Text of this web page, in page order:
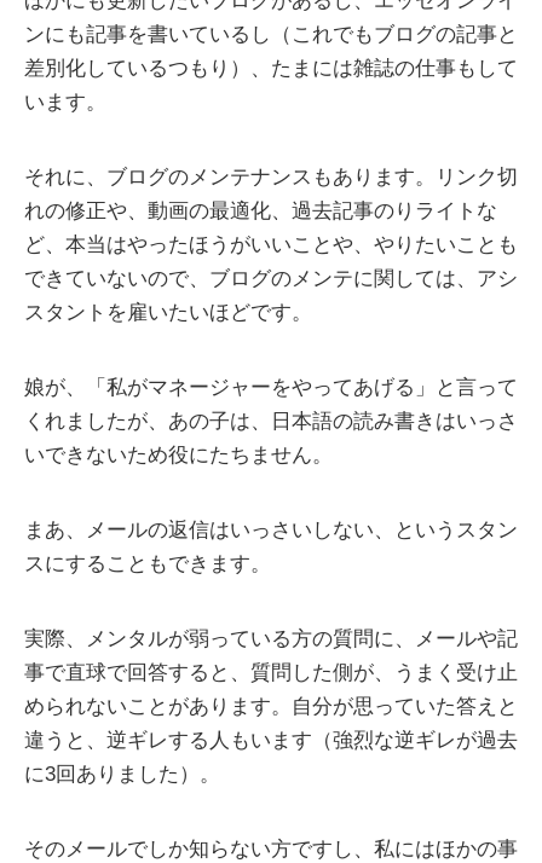
ンにも記事を書いているし（これでもブログの記事と
差別化しているつもり）、たまには雑誌の仕事もして
います。
それに、ブログのメンテナンスもあります。リンク切
れの修正や、動画の最適化、過去記事のりライトな
ど、本当はやったほうがいいことや、やりたいことも
できていないので、ブログのメンテに関しては、アシ
スタントを雇いたいほどです。
娘が、「私がマネージャーをやってあげる」と言って
くれましたが、あの子は、日本語の読み書きはいっさ
いできないため役にたちません。
まあ、メールの返信はいっさいしない、というスタン
スにすることもできます。
実際、メンタルが弱っている方の質問に、メールや記
事で直球で回答すると、質問した側が、うまく受け止
められないことがあります。自分が思っていた答えと
違うと、逆ギレする人もいます（強烈な逆ギレが過去
に3回ありました）。
そのメールでしか知らない方ですし、私にはほかの事